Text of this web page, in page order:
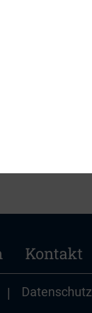
Kontakt
| Datenschutz